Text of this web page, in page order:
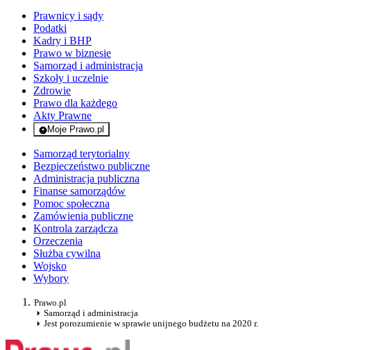
Prawnicy i sądy
Podatki
Kadry i BHP
Prawo w biznesie
Samorząd i administracja
Szkoły i uczelnie
Zdrowie
Prawo dla każdego
Akty Prawne
Moje Prawo.pl
- rejestracja i logowanie do serwisu
Samorząd terytorialny
Bezpieczeństwo publiczne
Administracja publiczna
Finanse samorządów
Pomoc społeczna
Zamówienia publiczne
Kontrola zarządcza
Orzeczenia
Służba cywilna
Wojsko
Wybory
Prawo.pl
Samorząd i administracja
Jest porozumienie w sprawie unijnego budżetu na 2020 r.